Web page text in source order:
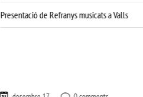
de Refranys musicats a Valls